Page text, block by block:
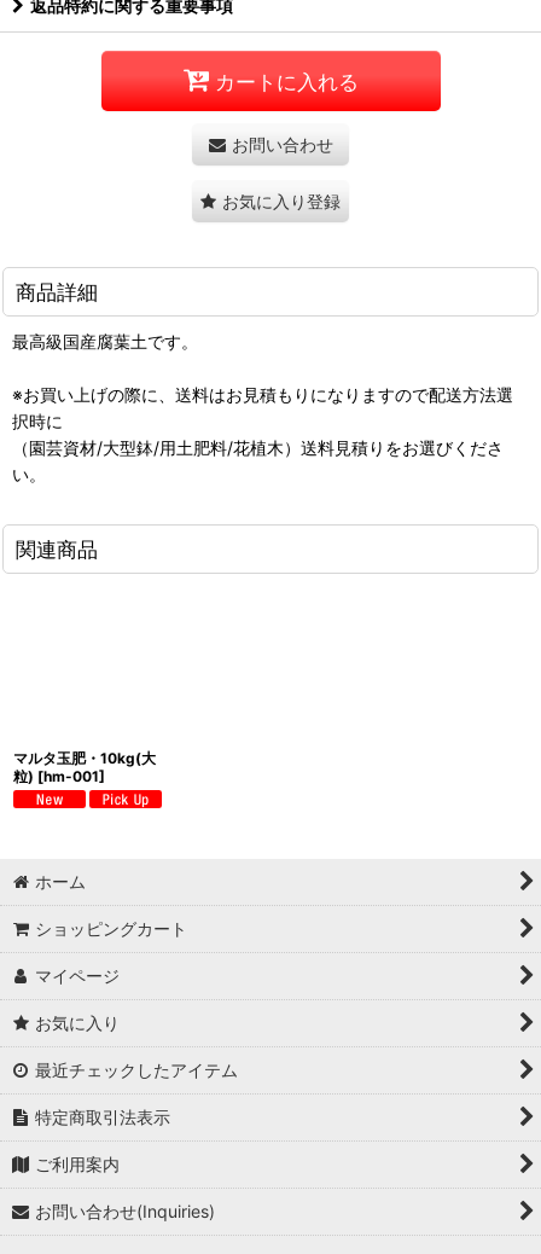
返品特約に関する重要事項
カートに入れる
お問い合わせ
お気に入り登録
商品詳細
最高級国産腐葉土です。
※お買い上げの際に、送料はお見積もりになりますので配送方法選
択時に
（園芸資材/大型鉢/用土肥料/花植木）送料見積りをお選びくださ
い。
関連商品
マルタ玉肥・10kg(大
粒) [hm-001]
ホーム
ショッピングカート
マイページ
お気に入り
最近チェックしたアイテム
特定商取引法表示
ご利用案内
お問い合わせ(Inquiries)